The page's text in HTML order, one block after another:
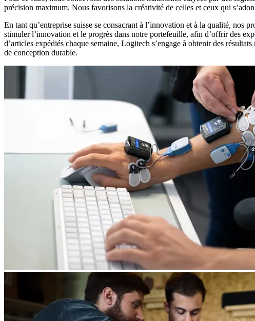
précision maximum. Nous favorisons la créativité de celles et ceux qui
En tant qu’entreprise suisse se consacrant à l’innovation et à la qualité,
stimuler l’innovation et le progrès dans notre portefeuille, afin d’offrir des
d’articles expédiés chaque semaine, Logitech s’engage à obtenir des
de conception durable.